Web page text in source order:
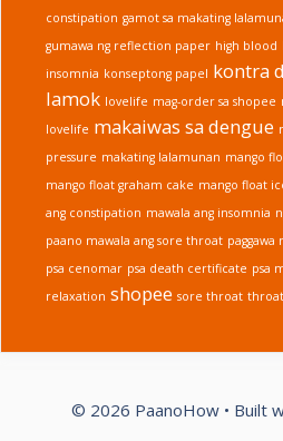
constipation gamot sa makating
gumawa ng reflection paper high blood
insomnia konseptong papel kontra
lamok lovelife mag-order sa shopee
lovelife makaiwas sa dengue
pressure makating lalamunan mango
mango float graham cake mango float
ang constipation mawala ang insomnia
paano mawala ang sore throat
psa cenomar psa death certificate psa
relaxation shopee sore throat throat
© 2026 PaanoHow • Built